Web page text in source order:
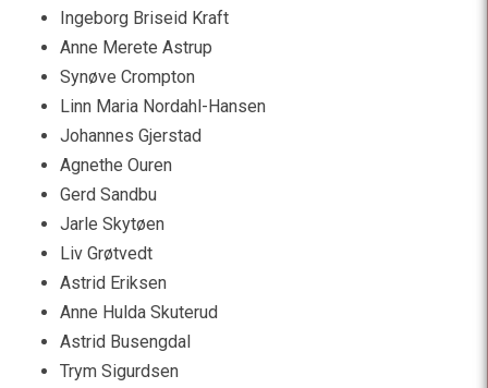
Ingeborg Briseid Kraft
Anne Merete Astrup
Synøve Crompton
Linn Maria Nordahl-Hansen
Johannes Gjerstad
Agnethe Ouren
Gerd Sandbu
Jarle Skytøen
Liv Grøtvedt
Astrid Eriksen
Anne Hulda Skuterud
Astrid Busengdal
Trym Sigurdsen